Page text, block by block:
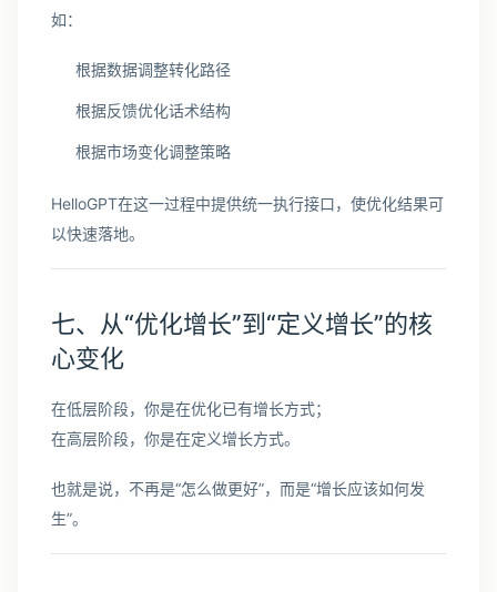
如：
根据数据调整转化路径
根据反馈优化话术结构
根据市场变化调整策略
HelloGPT在这一过程中提供统一执行接口，使优化结果可
以快速落地。
七、从“优化增长”到“定义增长”的核
心变化
在低层阶段，你是在优化已有增长方式；
在高层阶段，你是在定义增长方式。
也就是说，不再是“怎么做更好”，而是“增长应该如何发
生”。